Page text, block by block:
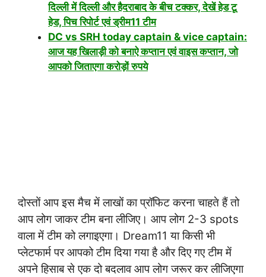
दिल्ली में दिल्ली और हैदराबाद के बीच टक्कर, देखें हेड टू
हेड, पिच रिपोर्ट एवं ड्रीम11 टीम
DC vs SRH today captain & vice captain:
आज यह खिलाड़ी को बनाऐ कप्तान एवं वाइस कप्तान, जो
आपको जिताएगा करोड़ों रुपये
दोस्तों आप इस मैच में लाखों का प्रॉफिट करना चाहते हैं तो
आप लोग जाकर टीम बना लीजिए। आप लोग 2-3 spots
वाला में टीम को लगाइएगा। Dream11 या किसी भी
प्लेटफार्म पर आपको टीम दिया गया है और दिए गए टीम में
अपने हिसाब से एक दो बदलाव आप लोग जरूर कर लीजिएगा